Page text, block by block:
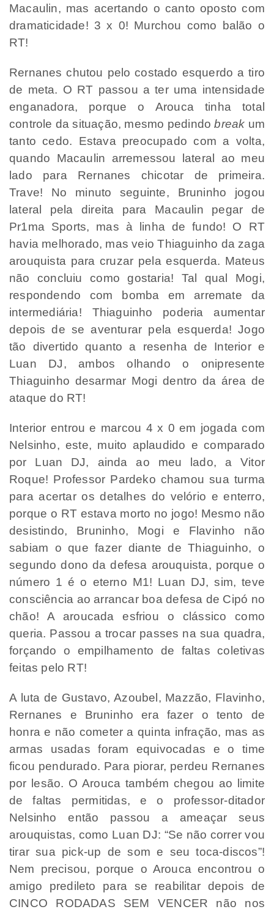
Macaulin, mas acertando o canto oposto com
dramaticidade! 3 x 0! Murchou como balão o
RT!
Rernanes chutou pelo costado esquerdo a tiro
de meta. O RT passou a ter uma intensidade
enganadora, porque o Arouca tinha total
controle da situação, mesmo pedindobreak um
tanto cedo. Estava preocupado com a volta,
quando Macaulin arremessou lateral ao meu
lado para Rernanes chicotar de primeira.
Trave! No minuto seguinte, Bruninho jogou
lateral pela direita para Macaulin pegar de
Pr1ma Sports, mas à linha de fundo! O RT
havia melhorado, mas veio Thiaguinho da zaga
arouquista para cruzar pela esquerda. Mateus
não concluiu como gostaria! Tal qual Mogi,
respondendo com bomba em arremate da
intermediária! Thiaguinho poderia aumentar
depois de se aventurar pela esquerda! Jogo
tão divertido quanto a resenha de Interior e
Luan DJ, ambos olhando o onipresente
Thiaguinho desarmar Mogi dentro da área de
ataque do RT!
Interior entrou e marcou 4 x 0 em jogada com
Nelsinho, este, muito aplaudido e comparado
por Luan DJ, ainda ao meu lado, a Vitor
Roque! Professor Pardeko chamou sua turma
para acertar os detalhes do velório e enterro,
porque o RT estava morto no jogo! Mesmo não
desistindo, Bruninho, Mogi e Flavinho não
sabiam o que fazer diante de Thiaguinho, o
segundo dono da defesa arouquista, porque o
número 1 é o eterno M1! Luan DJ, sim, teve
consciência ao arrancar boa defesa de Cipó no
chão! A aroucada esfriou o clássico como
queria. Passou a trocar passes na sua quadra,
forçando o empilhamento de faltas coletivas
feitas pelo RT!
A luta de Gustavo, Azoubel, Mazzão, Flavinho,
Rernanes e Bruninho era fazer o tento de
honra e não cometer a quinta infração, mas as
armas usadas foram equivocadas e o time
ficou pendurado. Para piorar, perdeu Rernanes
por lesão. O Arouca também chegou ao limite
de faltas permitidas, e o professor-ditador
Nelsinho então passou a ameaçar seus
arouquistas, como Luan DJ: “Se não correr vou
tirar sua pick-up de som e seu toca-discos”!
Nem precisou, porque o Arouca encontrou o
amigo predileto para se reabilitar depois de
CINCO RODADAS SEM VENCER não nos